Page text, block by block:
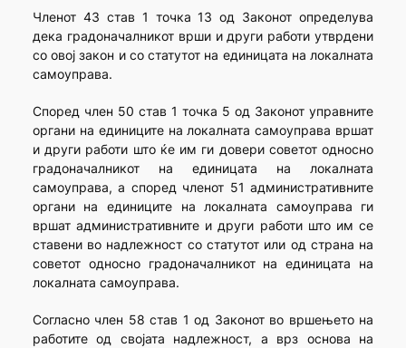
Членот 43 став 1 точка 13 од Законот определува
дека градоначалникот врши и други работи утврдени
со овој закон и со статутот на единицата на локалната
самоуправа.
Според член 50 став 1 точка 5 од Законот управните
органи на единиците на локалната самоуправа вршат
и други работи што ќе им ги довери советот односно
градоначалникот на единицата на локалната
самоуправа, а според членот 51 административните
органи на единиците на локалната самоуправа ги
вршат административните и други работи што им се
ставени во надлежност со статутот или од страна на
советот односно градоначалникот на единицата на
локалната самоуправа.
Согласно член 58 став 1 од Законот во вршењето на
работите од својата надлежност, а врз основа на